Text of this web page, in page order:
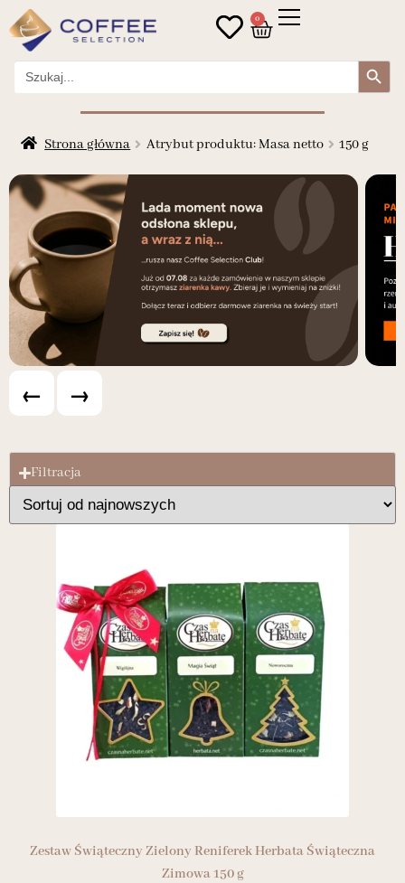
0
Search
for:
Search Button
Strona główna Atrybut produktu: Masa netto 150 g
← →
Filtracja
Zestaw Świąteczny Zielony Reniferek Herbata Świąteczna
Zimowa 150 g